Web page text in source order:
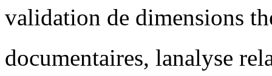
validation de dimensions
documentaires, lanalyse